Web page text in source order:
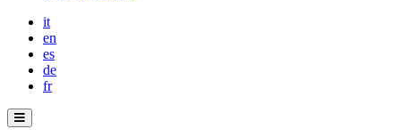
it
en
es
de
fr